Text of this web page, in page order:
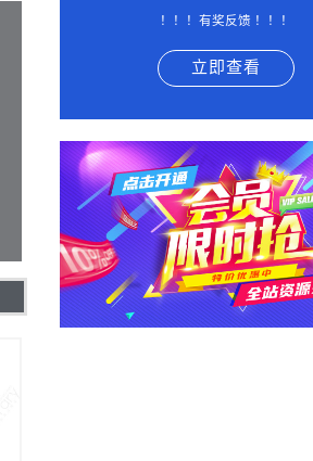
！！！有奖反馈 ！！！
立即查看